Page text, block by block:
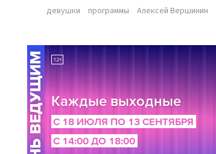
девушки программы Алексей Вершинин